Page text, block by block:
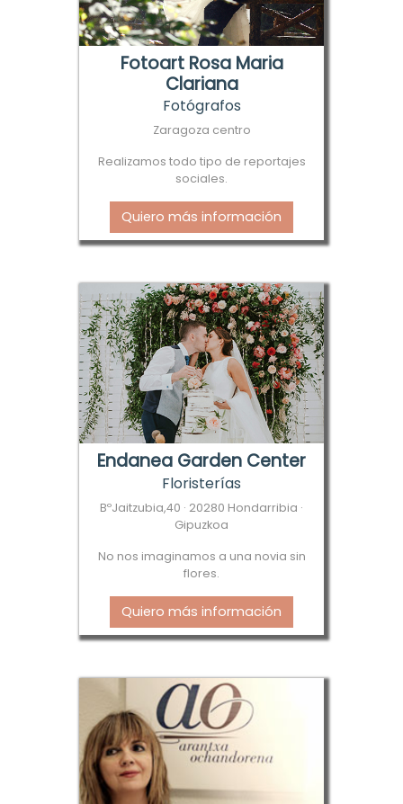
Fotoart Rosa Maria
Clariana
Fotógrafos
Zaragoza centro
Realizamos todo tipo de reportajes
sociales.
Quiero más información
Endanea Garden Center
Floristerías
BºJaitzubia,40 · 20280 Hondarribia ·
Gipuzkoa
No nos imaginamos a una novia sin
flores.
Quiero más información